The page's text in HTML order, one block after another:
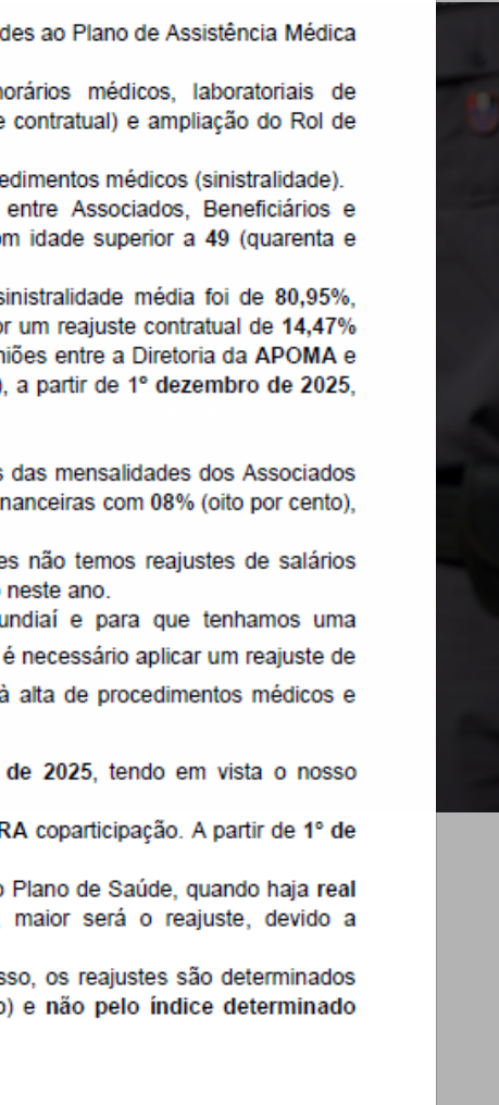
LINKS RÁPIDOS
Temos alguns links de serviços rápido para
ÁREA DO ASSOCIADO
Área do associado, serviços disponivéis IRRF,
extrato financeiro, etc
de nossos